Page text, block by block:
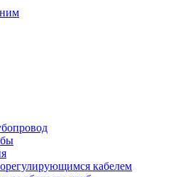
кабелем